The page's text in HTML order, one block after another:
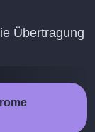
Übertragung